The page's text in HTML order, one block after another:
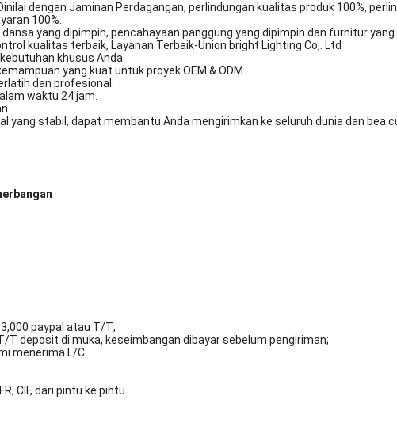
dengan Jaminan Perdagangan, perlindungan kualitas produk 100%,
100%.
yang dipimpin, pencahayaan panggung yang dipimpin dan furnitur
kualitas terbaik, Layanan Terbaik-Union bright Lighting Co,. Ltd
khusus Anda.
yang kuat untuk proyek OEM & ODM.
dan profesional.
waktu 24 jam.
yang stabil, dapat membantu Anda mengirimkan ke seluruh dunia dan bea
paypal atau T/T;
T deposit di muka, keseimbangan dibayar sebelum pengiriman;
menerima L/C.
CIF, dari pintu ke pintu.